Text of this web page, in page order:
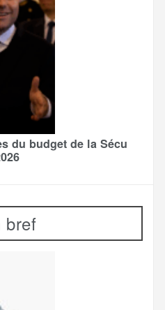
du budget de la Sécu
bref